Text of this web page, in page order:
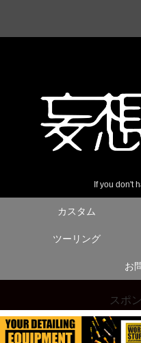
If you don't
カスタム
ツーリング
お
スポ